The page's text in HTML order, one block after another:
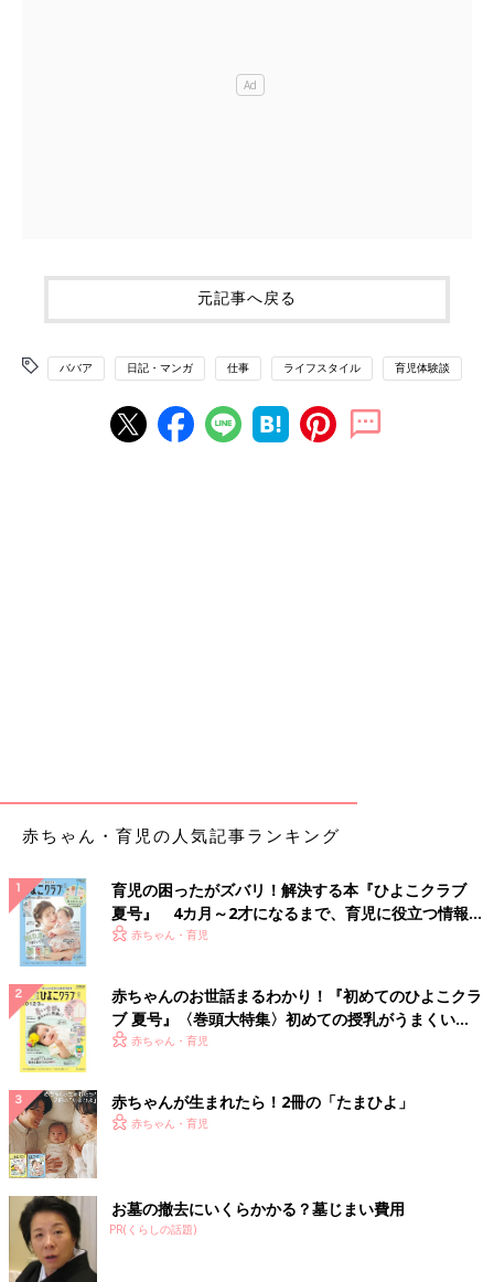
元記事へ戻る
ババア 日記・マンガ 仕事 ライフスタイル 育児体験談
赤ちゃん・育児の人気記事ランキング
育児の困ったがズバリ！解決する本『ひよこクラブ
夏号』 4カ月～2才になるまで、育児に役立つ情報が
いっぱい！
赤ちゃん・育児
赤ちゃんのお世話まるわかり！『初めてのひよこクラ
ブ 夏号』〈巻頭大特集〉初めての授乳がうまくい
く！ おっぱい・ミルクの基本と夏のトラブル 解決テ
赤ちゃん・育児
赤ちゃんが生まれたら！2冊の「たまひよ」
赤ちゃん・育児
お墓の撤去にいくらかかる？墓じまい費用
PR(くらしの話題)